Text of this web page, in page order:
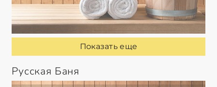
Показать еще
Русская Баня